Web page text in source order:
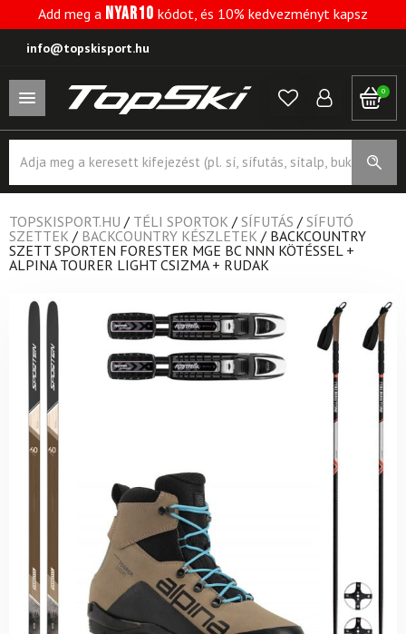
Add meg a NYAR10 kódot, és 10% kedvezményt kapsz
info@topskisport.hu
0
search
TOPSKISPORT.HU / TÉLI SPORTOK / SÍFUTÁS / SÍFUTÓ
SZETTEK / BACKCOUNTRY KÉSZLETEK / BACKCOUNTRY
SZETT SPORTEN FORESTER MGE BC NNN KÖTÉSSEL +
ALPINA TOURER LIGHT CSIZMA + RUDAK